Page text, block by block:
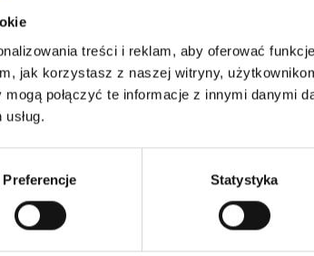
treści i reklam, aby oferować
jak korzystasz z naszej witryny,
mogą połączyć te informacje z innymi danymi
Preferencje Statystyka
website enter the